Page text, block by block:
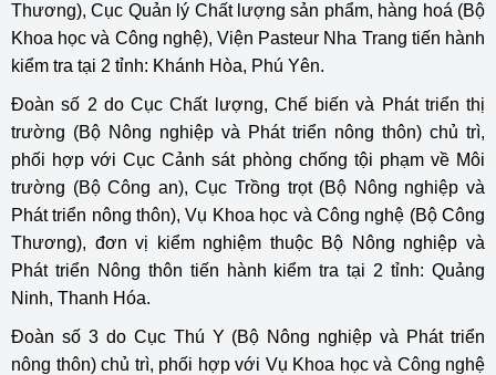
Thương), Cục Quản lý Chất lượng sản phẩm, hàng hoá (Bộ
Khoa học và Công nghệ), Viện Pasteur Nha Trang tiến hành
kiểm tra tại 2 tỉnh: Khánh Hòa, Phú Yên.
Đoàn số 2 do Cục Chất lượng, Chế biến và Phát triển thị
trường (Bộ Nông nghiệp và Phát triển nông thôn) chủ trì,
phối hợp với Cục Cảnh sát phòng chống tội phạm về Môi
trường (Bộ Công an), Cục Trồng trọt (Bộ Nông nghiệp và
Phát triển nông thôn), Vụ Khoa học và Công nghệ (Bộ Công
Thương), đơn vị kiểm nghiệm thuộc Bộ Nông nghiệp và
Phát triển Nông thôn tiến hành kiểm tra tại 2 tỉnh: Quảng
Ninh, Thanh Hóa.
Đoàn số 3 do Cục Thú Y (Bộ Nông nghiệp và Phát triển
nông thôn) chủ trì, phối hợp với Vụ Khoa học và Công nghệ